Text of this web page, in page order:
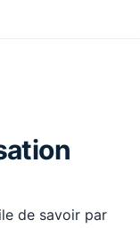
de savoir par